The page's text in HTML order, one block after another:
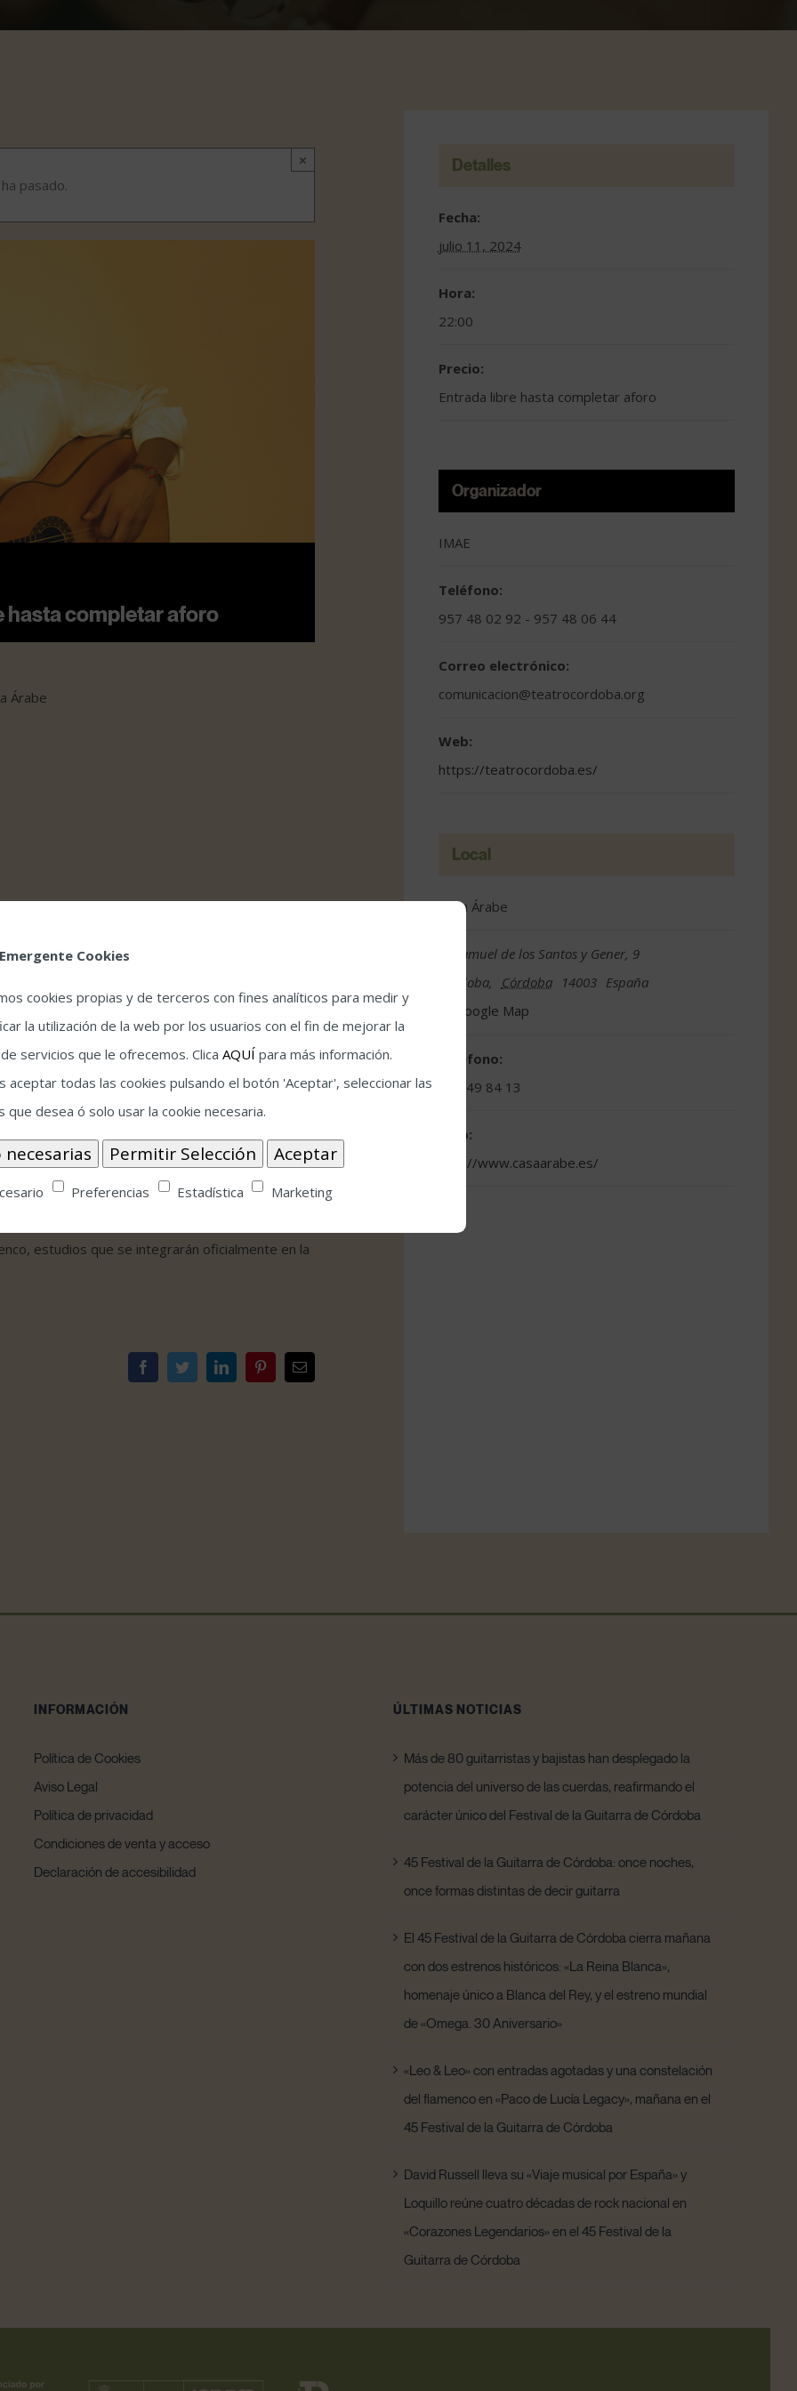
×
pasado.
hasta completar aforo
Árabe
a los 11 años. Obsesionado con el
A los veinte años realizo un viaje que le llevo a
bailaores y palmeros que le introdujeron en el
la música andaluza, comenzó su andadura como
oriental se fusiona con la música tradicional
pero al inventar una nueva técnica de la
el sonido del oud en la guitarra incorporando
oud. El resultado es un sonido nunca escuchado.
dialogar con la asombrosa naturaleza
el Nilo hasta el Guadalquivir, recreando una
modos árabes. Sus dos primeros discos, Al
de la crítica en España, Europa y Estados
libro sobre todos los estudios relacionados con
estudios que se integrarán oficialmente en la
FacebookTwitterLinkedInPinterestCorreo
electrónico
Detalles
Fecha:
julio 11, 2024
Hora:
22:00
Precio:
Entrada libre hasta completar aforo
Organizador
IMAE
Teléfono:
957 48 02 92 - 957 48 06 44
Correo electrónico:
comunicacion@teatrocordoba.org
Web:
https://teatrocordoba.es/
Local
Casa Árabe
C. Samuel de los Santos y Gener, 9
Córdoba, Córdoba 14003 España
Google Map
Teléfono:
957 49 84 13
Web:
http://www.casaarabe.es/
INFORMACIÓN
Política de Cookies
Aviso Legal
Política de privacidad
Condiciones de venta y acceso
Declaración de accesibilidad
ÚLTIMAS NOTICIAS
Más de 80 guitarristas y bajistas han desplegado la
potencia del universo de las cuerdas, reafirmando el
carácter único del Festival de la Guitarra de Córdoba
45 Festival de la Guitarra de Córdoba: once noches,
once formas distintas de decir guitarra
El 45 Festival de la Guitarra de Córdoba cierra mañana
con dos estrenos históricos: «La Reina Blanca»,
homenaje único a Blanca del Rey, y el estreno mundial
de «Omega. 30 Aniversario»
«Leo & Leo» con entradas agotadas y una constelación
del flamenco en «Paco de Lucía Legacy», mañana en el
45 Festival de la Guitarra de Córdoba
David Russell lleva su «Viaje musical por España» y
Loquillo reúne cuatro décadas de rock nacional en
«Corazones Legendarios» en el 45 Festival de la
Guitarra de Córdoba
Cookies
cookies propias y de terceros con fines analíticos para medir y
la utilización de la web por los usuarios con el fin de mejorar la
servicios que le ofrecemos. Clica AQUÍ para más información.
aceptar todas las cookies pulsando el botón 'Aceptar', seleccionar las
que desea ó solo usar la cookie necesaria.
Preferencias Estadística Marketing